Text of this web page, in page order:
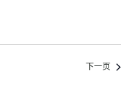
下一页活动